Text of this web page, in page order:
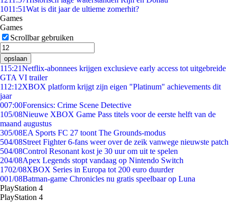
1011:51Wat is dit jaar de ultieme zomerhit?
Games
Games
Scrollbar gebruiken
opslaan
115:21Netflix-abonnees krijgen exclusieve early access tot uitgebreide
GTA VI trailer
112:12XBOX platform krijgt zijn eigen "Platinum" achievements dit
jaar
007:00Forensics: Crime Scene Detective
105/08Nieuwe XBOX Game Pass titels voor de eerste helft van de
maand augustus
305/08EA Sports FC 27 toont The Grounds-modus
504/08Street Fighter 6-fans weer over de zeik vanwege nieuwste patch
504/08Control Resonant kost je 30 uur om uit te spelen
204/08Apex Legends stopt vandaag op Nintendo Switch
1702/08XBOX Series in Europa tot 200 euro duurder
001/08Batman-game Chronicles nu gratis speelbaar op Luna
PlayStation 4
PlayStation 4